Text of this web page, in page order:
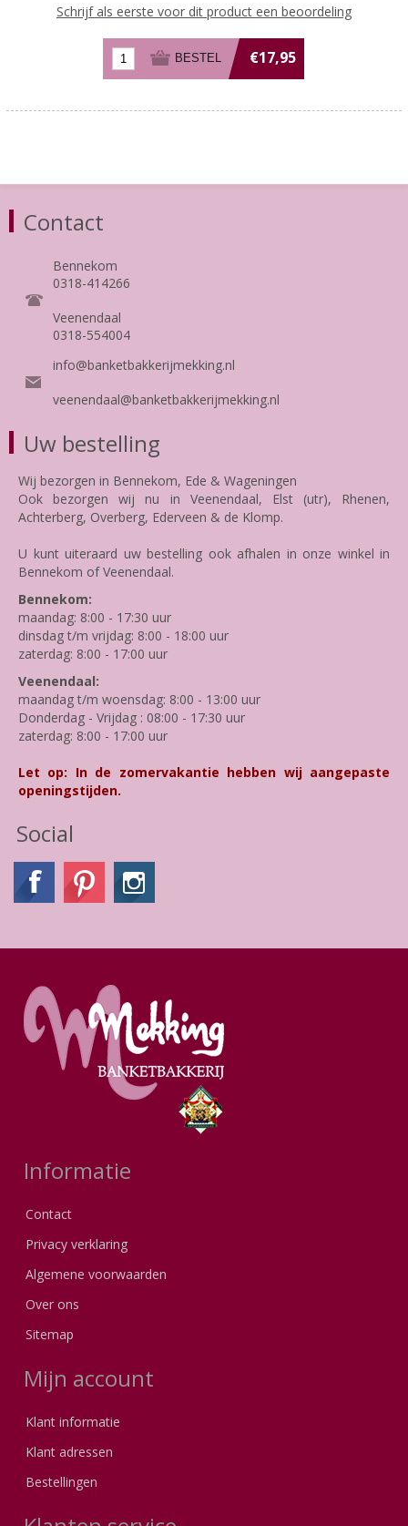
Schrijf als eerste voor dit product een beoordeling
€17,95
Contact
Bennekom
0318-414266
Veenendaal
0318-554004
info@banketbakkerijmekking.nl
veenendaal@banketbakkerijmekking.nl
Uw bestelling
Wij bezorgen in Bennekom, Ede & Wageningen
Ook bezorgen wij nu in Veenendaal, Elst (utr), Rhenen,
Achterberg, Overberg, Ederveen & de Klomp.
U kunt uiteraard uw bestelling ook afhalen in onze winkel in
Bennekom of Veenendaal.
Bennekom:
maandag: 8:00 - 17:30 uur
dinsdag t/m vrijdag: 8:00 - 18:00 uur
zaterdag: 8:00 - 17:00 uur
Veenendaal:
maandag t/m woensdag: 8:00 - 13:00 uur
Donderdag - Vrijdag : 08:00 - 17:30 uur
zaterdag: 8:00 - 17:00 uur
Let op: In de zomervakantie hebben wij aangepaste
openingstijden.
Social
Informatie
Contact
Privacy verklaring
Algemene voorwaarden
Over ons
Sitemap
Mijn account
Klant informatie
Klant adressen
Bestellingen